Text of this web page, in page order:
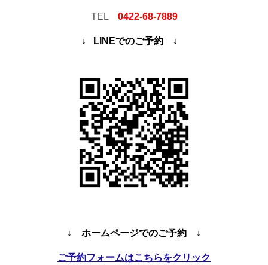
TEL 0422-68-7889
↓ LINEでのご予約 ↓
↓ ホームページでのご予約 ↓
ご予約フォームはこちらをクリック